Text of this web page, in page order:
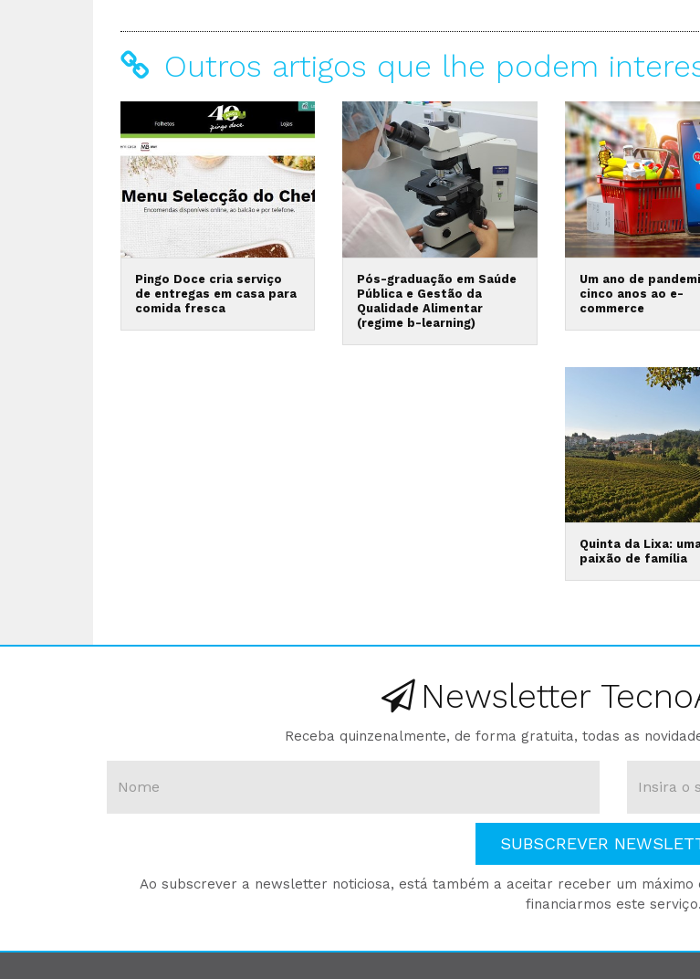
Outros artigos que lhe podem
Pingo Doce cria serviço
de entregas em casa para
comida fresca
Pós-graduação em Saúde
Pública e Gestão da
Qualidade Alimentar
(regime b-learning)
Um ano de
cinco anos ao e-
commerce
Quinta da Lixa:
paixão de família
Newsletter
Receba quinzenalmente, de forma gratuita, todas as
SUBSCREVER
Ao subscrever a newsletter noticiosa, está também a aceitar receber um
financiarmos este serviço.